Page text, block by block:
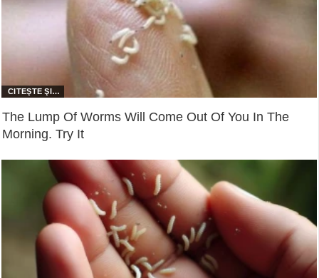
The Lump Of Worms Will Come Out Of You In The
Morning. Try It